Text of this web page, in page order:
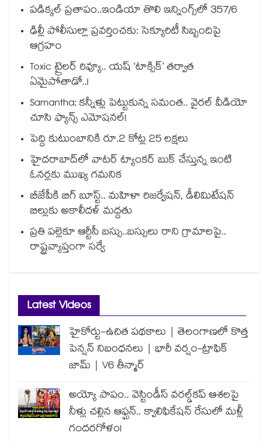
పడిక్కల్‌‌ ప్రతాపం..ఇండియా తొలి ఇన్నింగ్స్‌‌లో 357/6
ఢిల్లీ పోలీసుల్లా ప్రవర్తించకు: సెక్యూరిటీ సిబ్బందిపై
ఆగ్రహం
Toxic ట్రైలర్ రివ్యూ.. యష్ ‘టాక్సిక్’ తర్వాత
ఏమైపోతాడో..!
Samantha: కన్నీళ్లు పెట్టుకున్న సమంత.. వైరల్ వీడియో
చూసి ఫ్యాన్స్ ఎమోషనల్!
పెద్ది కుటుంబానికి రూ.2 కోట్ల 25 లక్షలు
హైదరాబాద్⁪లో వాటర్ ట్యాంకర్ బుక్ చేస్తున్న ఇంటి
ఓనర్లకు ముఖ్య గమనిక
బీజేపీకి బిగ్ బూస్ట్.. మహిళా రిజర్వేషన్, డీలిమిటేషన్
బిల్లుకు అకాలీదళ్ మద్దతు
ప్రతి పల్లెకూ ఆర్టీసీ బస్సు..బస్సులు రాని గ్రామాలపై..
రాష్ట్రవ్యాప్తంగా సర్వే
Latest Videos
హైకోర్టు-ఉచిత పథకాలు | తెలంగాణలో కొత్త
పెన్షన్ నిబంధనలు | భారీ వర్షం-ట్రాఫిక్
జామ్ | V6 తీన్మార్
అయ్యో పాపం.. వెస్టిండీస్ వరల్డ్‌కప్ ఆశలపై
నీళ్లు చల్లిన ఆఫ్ఘన్.. క్వాలిఫికేషన్ రేసులో మళ్లీ
గందరగోళం!